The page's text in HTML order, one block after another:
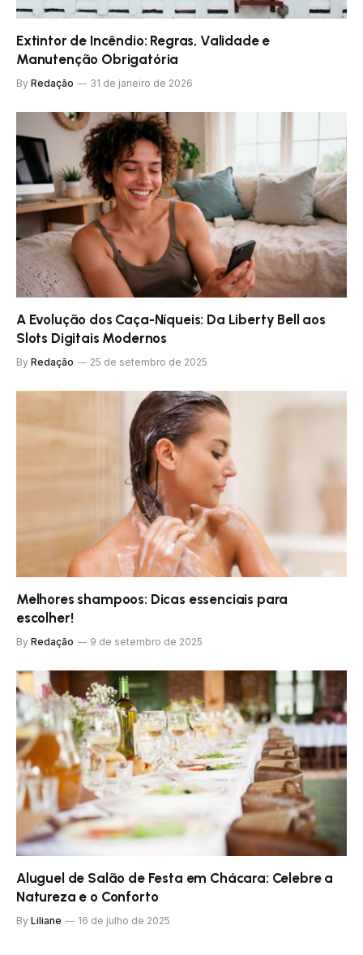
Extintor de Incêndio: Regras, Validade e
Manutenção Obrigatória
By Redação 31 de janeiro de 2026
A Evolução dos Caça-Níqueis: Da Liberty Bell aos
Slots Digitais Modernos
By Redação 25 de setembro de 2025
Melhores shampoos: Dicas essenciais para
escolher!
By Redação 9 de setembro de 2025
Aluguel de Salão de Festa em Chácara: Celebre a
Natureza e o Conforto
By Liliane 16 de julho de 2025